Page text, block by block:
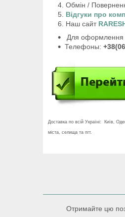
Обмін /
Відгуки про
Наш сайт
Для оформлення
Телефоны:
Доставка по всій Україні: Київ,
міста, селища та пгт.
Отримайте цю